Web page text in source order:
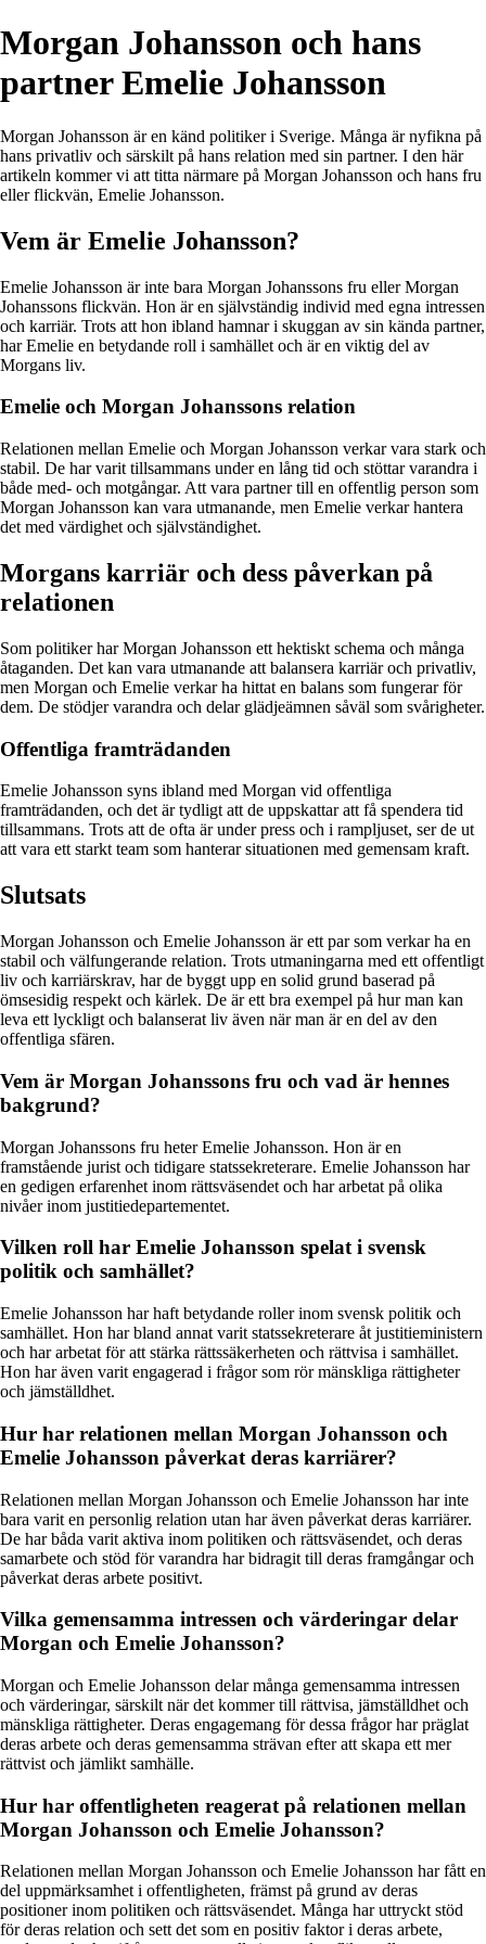
Morgan Johansson och hans
partner Emelie Johansson
Morgan Johansson är en känd politiker i Sverige. Många är nyfikna på
hans privatliv och särskilt på hans relation med sin partner. I den här
artikeln kommer vi att titta närmare på Morgan Johansson och hans fru
eller flickvän, Emelie Johansson.
Vem är Emelie Johansson?
Emelie Johansson är inte bara Morgan Johanssons fru eller Morgan
Johanssons flickvän. Hon är en självständig individ med egna intressen
och karriär. Trots att hon ibland hamnar i skuggan av sin kända partner,
har Emelie en betydande roll i samhället och är en viktig del av
Morgans liv.
Emelie och Morgan Johanssons relation
Relationen mellan Emelie och Morgan Johansson verkar vara stark och
stabil. De har varit tillsammans under en lång tid och stöttar varandra i
både med- och motgångar. Att vara partner till en offentlig person som
Morgan Johansson kan vara utmanande, men Emelie verkar hantera
det med värdighet och självständighet.
Morgans karriär och dess påverkan på
relationen
Som politiker har Morgan Johansson ett hektiskt schema och många
åtaganden. Det kan vara utmanande att balansera karriär och privatliv,
men Morgan och Emelie verkar ha hittat en balans som fungerar för
dem. De stödjer varandra och delar glädjeämnen såväl som svårigheter.
Offentliga framträdanden
Emelie Johansson syns ibland med Morgan vid offentliga
framträdanden, och det är tydligt att de uppskattar att få spendera tid
tillsammans. Trots att de ofta är under press och i rampljuset, ser de ut
att vara ett starkt team som hanterar situationen med gemensam kraft.
Slutsats
Morgan Johansson och Emelie Johansson är ett par som verkar ha en
stabil och välfungerande relation. Trots utmaningarna med ett offentligt
liv och karriärskrav, har de byggt upp en solid grund baserad på
ömsesidig respekt och kärlek. De är ett bra exempel på hur man kan
leva ett lyckligt och balanserat liv även när man är en del av den
offentliga sfären.
Vem är Morgan Johanssons fru och vad är hennes
bakgrund?
Morgan Johanssons fru heter Emelie Johansson. Hon är en
framstående jurist och tidigare statssekreterare. Emelie Johansson har
en gedigen erfarenhet inom rättsväsendet och har arbetat på olika
nivåer inom justitiedepartementet.
Vilken roll har Emelie Johansson spelat i svensk
politik och samhället?
Emelie Johansson har haft betydande roller inom svensk politik och
samhället. Hon har bland annat varit statssekreterare åt justitieministern
och har arbetat för att stärka rättssäkerheten och rättvisa i samhället.
Hon har även varit engagerad i frågor som rör mänskliga rättigheter
och jämställdhet.
Hur har relationen mellan Morgan Johansson och
Emelie Johansson påverkat deras karriärer?
Relationen mellan Morgan Johansson och Emelie Johansson har inte
bara varit en personlig relation utan har även påverkat deras karriärer.
De har båda varit aktiva inom politiken och rättsväsendet, och deras
samarbete och stöd för varandra har bidragit till deras framgångar och
påverkat deras arbete positivt.
Vilka gemensamma intressen och värderingar delar
Morgan och Emelie Johansson?
Morgan och Emelie Johansson delar många gemensamma intressen
och värderingar, särskilt när det kommer till rättvisa, jämställdhet och
mänskliga rättigheter. Deras engagemang för dessa frågor har präglat
deras arbete och deras gemensamma strävan efter att skapa ett mer
rättvist och jämlikt samhälle.
Hur har offentligheten reagerat på relationen mellan
Morgan Johansson och Emelie Johansson?
Relationen mellan Morgan Johansson och Emelie Johansson har fått en
del uppmärksamhet i offentligheten, främst på grund av deras
positioner inom politiken och rättsväsendet. Många har uttryckt stöd
för deras relation och sett det som en positiv faktor i deras arbete,